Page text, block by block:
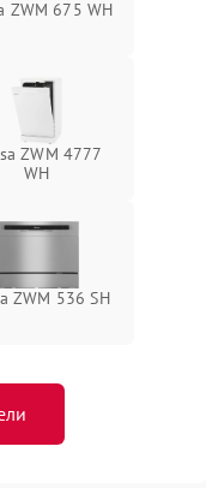
ZWM 675 WH
ZWM 4777
WH
ZWM 536 SH